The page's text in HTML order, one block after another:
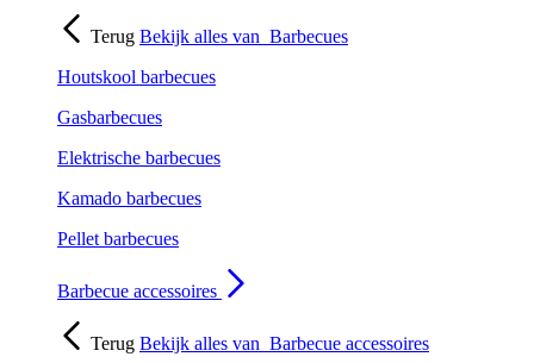
Terug Bekijk alles van Barbecues
Houtskool barbecues
Gasbarbecues
Elektrische barbecues
Kamado barbecues
Pellet barbecues
Barbecue accessoires
Terug Bekijk alles van Barbecue accessoires